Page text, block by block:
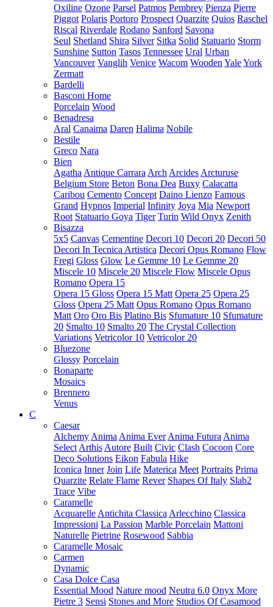
Oxiline Ozone Parsel Patmos Pembrey Pienza Pierre
Piggot Polaris Portoro Prospect Quarzite Quios Raschel
Riscal Riverdale Rodano Sanford Savona
Seul Shetland Shira Silver Sitka Solid Statuario Storm
Sunshine Sutton Tasos Tennessee Ural Urban
Vancouver Vanglih Venice Wacom Wooden YaleYork
Zermatt
Bardelli
Basconi Home
Porcelain Wood
Benadresa
Aral Canaima Daren Halima Nobile
Bestile
Greco Nara
Bien
Agatha Antique Carrara Arch Arcides Arcturuse
Belgium Store Beton Bona Dea Buxy Calacatta
Caribou Cemento Concept Daino Lienzo Famous
Grand Hypnos Imperial Infinity Joya Mia Newport
Root Statuario Goya Tiger Turin Wild Onyx Zenith
Bisazza
5x5 Canvas Cementine Decori 10 Decori 20 Decori 50
Decori In Tecnica Artistica Decori Opus Romano Flow
Fregi Gloss Glow Le Gemme 10 Le Gemme 20
Miscele 10 Miscele 20 Miscele Flow Miscele Opus
Romano Opera 15
Opera 15 Gloss Opera 15 Matt Opera 25 Opera 25
Gloss Opera 25 Matt Opus Romano Opus Romano
Matt Oro Oro Bis Platino Bis Sfumature 10 Sfumature
20 Smalto 10 Smalto 20 The Crystal Collection
Variations Vetricolor 10 Vetricolor 20
Bluezone
Glossy Porcelain
Bonaparte
Mosaics
Brennero
Venus
C
Caesar
Alchemy Anima Anima Ever Anima Futura Anima
Select Arthis Autore Built Civic Clash Cocoon Core
Deco Solutions Eikon Fabula Hike
Iconica Inner Join Life Materica Meet Portraits Prima
Quarzite Relate Flame Rever Shapes Of Italy Slab2
Trace Vibe
Caramelle
Acquarelle Antichita Classica Arlecchino Classica
Impressioni La Passion Marble Porcelain Mattoni
Naturelle Pietrine Rosewood Sabbia
Caramelle Mosaic
Carmen
Dynamic
Casa Dolce Casa
Essential Mood Nature mood Neutra 6.0 Onyx More
Pietre 3 Sensi Stones and More Studios Of Casamood